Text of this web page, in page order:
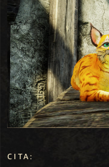
CITA: